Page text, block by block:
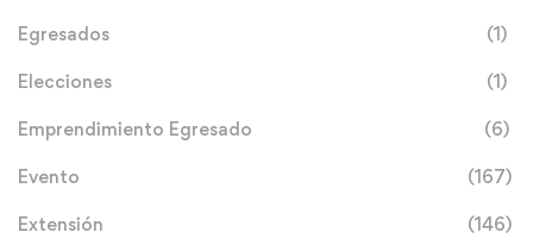
Egresados (1)
Elecciones (1)
Emprendimiento Egresado (6)
Evento (167)
Extensión (146)